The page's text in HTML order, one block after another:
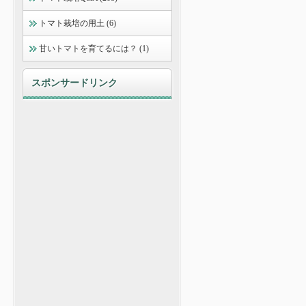
トマト栽培の用土 (6)
甘いトマトを育てるには？ (1)
スポンサードリンク